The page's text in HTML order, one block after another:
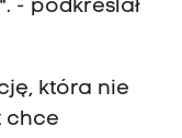
- podkreślał
która nie
chce